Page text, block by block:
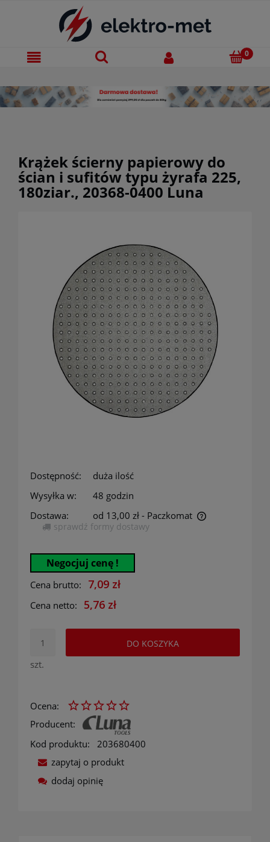
Krążek ścierny papierowy do
ścian i sufitów typu żyrafa 225,
180ziar., 20368-0400 Luna
Dostępność:
duża ilość
Wysyłka w:
48 godzin
Dostawa:
od 13,00 zł - Paczkomat
Cena nie zawiera ewentualnych kosztów płatności
sprawdź formy dostawy
Negocjuj cenę !
Cena brutto: 7,09 zł
Cena netto: 5,76 zł
szt.
DO KOSZYKA
Ocena:
Producent:
Kod produktu:
203680400
zapytaj o produkt
dodaj opinię